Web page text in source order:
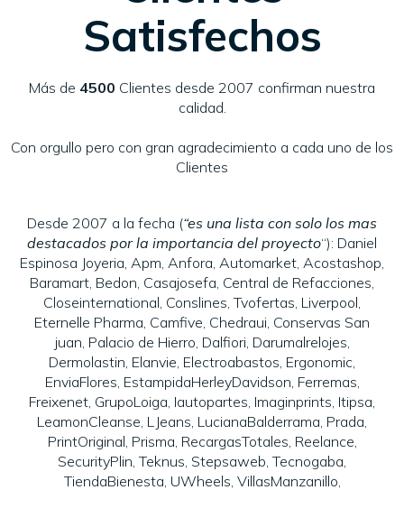
Satisfechos
Más de 4500 Clientes desde 2007 confirman nuestra
calidad.
Con orgullo pero con gran agradecimiento a cada uno de los
Clientes
Desde 2007 a la fecha (“es una lista con solo los mas
destacados por la importancia del proyecto“): Daniel
Espinosa Joyeria, Apm, Anfora, Automarket, Acostashop,
Baramart, Bedon, Casajosefa, Central de Refacciones,
Closeinternational, Conslines, Tvofertas, Liverpool,
Eternelle Pharma, Camfive, Chedraui, Conservas San
juan, Palacio de Hierro, Dalfiori, Darumalrelojes,
Dermolastin, Elanvie, Electroabastos, Ergonomic,
EnviaFlores, EstampidaHerleyDavidson, Ferremas,
Freixenet, GrupoLoiga, Iautopartes, Imaginprints, Itipsa,
LeamonCleanse, LJeans, LucianaBalderrama, Prada,
PrintOriginal, Prisma, RecargasTotales, Reelance,
SecurityPlin, Teknus, Stepsaweb, Tecnogaba,
TiendaBienesta, UWheels, VillasManzanillo,